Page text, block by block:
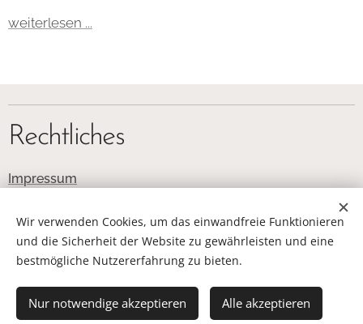
weiterlesen ...
Rechtliches
Impressum
Bad Oeynhausen . Webmaster: Marc Bentrup
Cookies
Wir verwenden Cookies, um das einwandfreie Funktionieren
und die Sicherheit der Website zu gewährleisten und eine
bestmögliche Nutzererfahrung zu bieten.
Nur notwendige akzeptieren Alle akzeptieren